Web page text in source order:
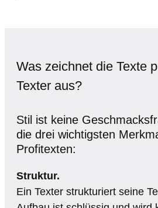
Was zeichnet die Texte
Texter aus?
Stil ist keine
die drei wichtigsten
Profitexten:
Struktur.
Ein Texter strukturiert seine